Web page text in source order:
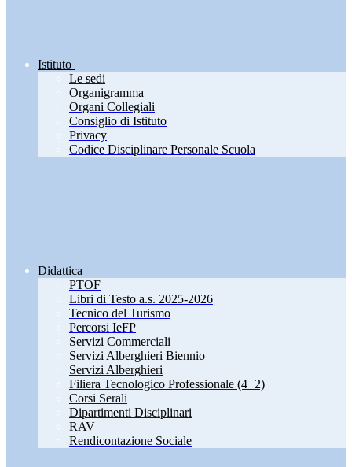
Istituto
Le sedi
Organigramma
Organi Collegiali
Consiglio di Istituto
Privacy
Codice Disciplinare Personale Scuola
Didattica
PTOF
Libri di Testo a.s. 2025-2026
Tecnico del Turismo
Percorsi IeFP
Servizi Commerciali
Servizi Alberghieri Biennio
Servizi Alberghieri
Filiera Tecnologico Professionale (4+2)
Corsi Serali
Dipartimenti Disciplinari
RAV
Rendicontazione Sociale